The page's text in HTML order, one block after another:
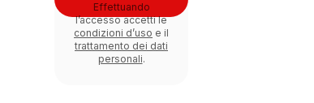
Effettuando
l’accesso accetti le
condizioni d’uso e il
trattamento dei dati
personali.